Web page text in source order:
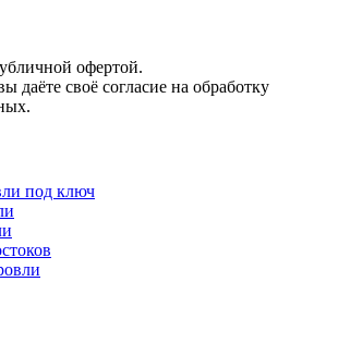
офертой.
даёте своё согласие на обработку
под ключ